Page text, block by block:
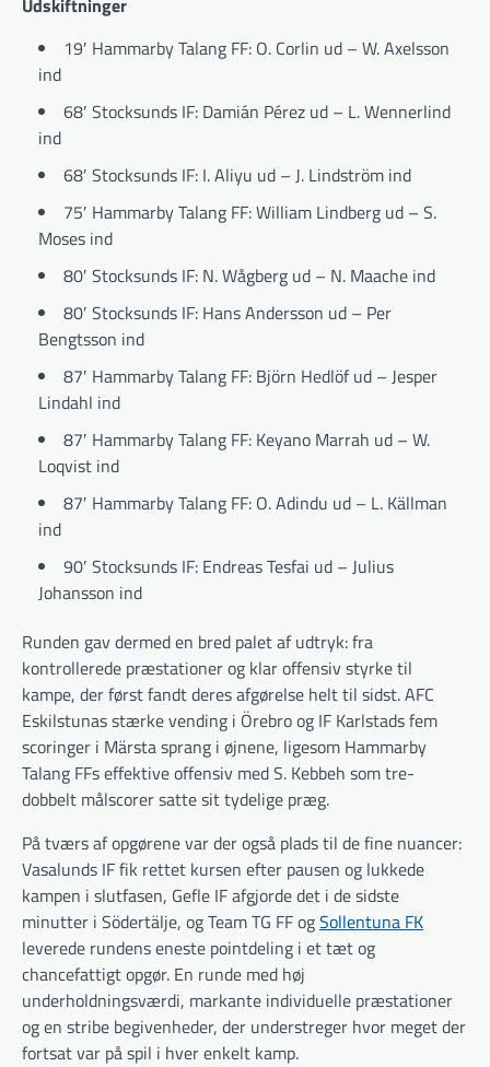
19′ Hammarby Talang FF: O. Corlin ud – W. Axelsson
ind
68′ Stocksunds IF: Damián Pérez ud – L. Wennerlind
ind
68′ Stocksunds IF: I. Aliyu ud – J. Lindström ind
75′ Hammarby Talang FF: William Lindberg ud – S.
Moses ind
80′ Stocksunds IF: N. Wågberg ud – N. Maache ind
80′ Stocksunds IF: Hans Andersson ud – Per
Bengtsson ind
87′ Hammarby Talang FF: Björn Hedlöf ud – Jesper
Lindahl ind
87′ Hammarby Talang FF: Keyano Marrah ud – W.
Loqvist ind
87′ Hammarby Talang FF: O. Adindu ud – L. Källman
ind
90′ Stocksunds IF: Endreas Tesfai ud – Julius
Johansson ind
Runden gav dermed en bred palet af udtryk: fra
kontrollerede præstationer og klar offensiv styrke til
kampe, der først fandt deres afgørelse helt til sidst. AFC
Eskilstunas stærke vending i Örebro og IF Karlstads fem
scoringer i Märsta sprang i øjnene, ligesom Hammarby
Talang FFs effektive offensiv med S. Kebbeh som tre-
dobbelt målscorer satte sit tydelige præg.
På tværs af opgørene var der også plads til de fine nuancer:
Vasalunds IF fik rettet kursen efter pausen og lukkede
kampen i slutfasen, Gefle IF afgjorde det i de sidste
minutter i Södertälje, og Team TG FF ogSollentuna FK
leverede rundens eneste pointdeling i et tæt og
chancefattigt opgør. En runde med høj
underholdningsværdi, markante individuelle præstationer
og en stribe begivenheder, der understreger hvor meget der
fortsat var på spil i hver enkelt kamp.